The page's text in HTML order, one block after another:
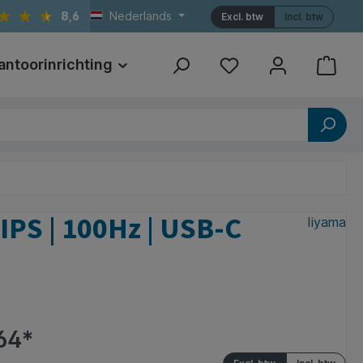
8,6 Nederlands Incl. btw
Excl. btw
Print Referenties
| 100Hz | USB-C Iiyama